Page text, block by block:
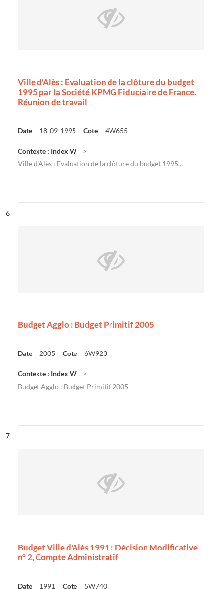
Ville d'Alès : Evaluation de la clôture du budget
1995 par la Société KPMG Fiduciaire de France.
Réunion de travail
Date 18-09-1995 Cote 4W655
Contexte : Index W
Ville d'Alès : Evaluation de la clôture du budget 1995...
n°
6
Budget Agglo : Budget Primitif 2005
Date 2005 Cote 6W923
Contexte : Index W
Budget Agglo : Budget Primitif 2005
n°
7
Budget Ville d'Alès 1991 : Décision Modificative
n° 2, Compte Administratif
Date 1991 Cote 5W740